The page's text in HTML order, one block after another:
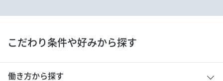
こだわり条件や好みから探す
働き方から探す